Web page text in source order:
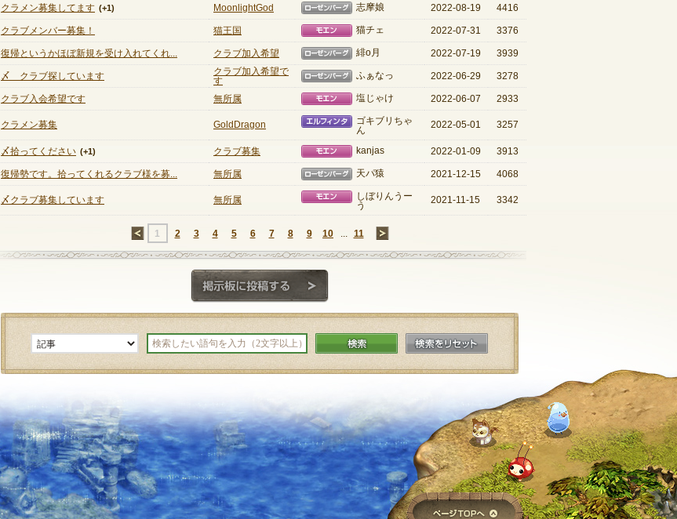
クラメン募集してます (+1) MoonlightGod ローゼンバーグ
志摩娘 2022-08-19 4416
クラブメンバー募集！ 猫王国 モエン
猫チェ 2022-07-31 3376
復帰というかほぼ新規を受け入れてくれ... クラブ加入希望 ローゼンバーグ
緋o月 2022-07-19 3939
〆 クラブ探しています
クラブ加入希望で
す
ローゼンバーグ
ふぁなっ 2022-06-29 3278
クラブ入会希望です 無所属 モエン
塩じゃけ 2022-06-07 2933
クラメン募集 GoldDragon エルフィンタ
ゴキブリちゃ
ん
2022-05-01 3257
〆拾ってください (+1) クラブ募集 モエン
kanjas 2022-01-09 3913
復帰勢です。拾ってくれるクラブ様を募... 無所属 ローゼンバーグ
天パ猿 2021-12-15 4068
〆クラブ募集しています 無所属 モエン
しぼりんうー
う
2021-11-15 3342
←1 2 3 4 5 6 7 8 9 10 ... 11
検索 検索をリセット
ページTOPへ